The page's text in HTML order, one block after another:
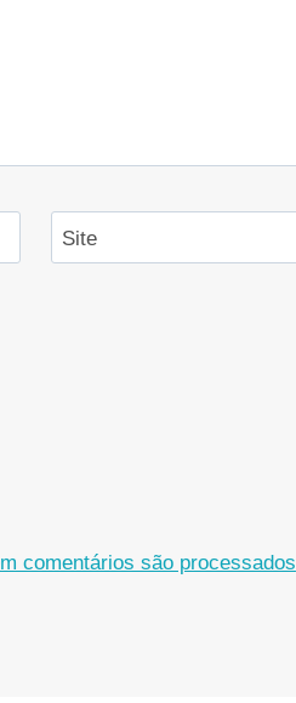
Site
comentários são processados